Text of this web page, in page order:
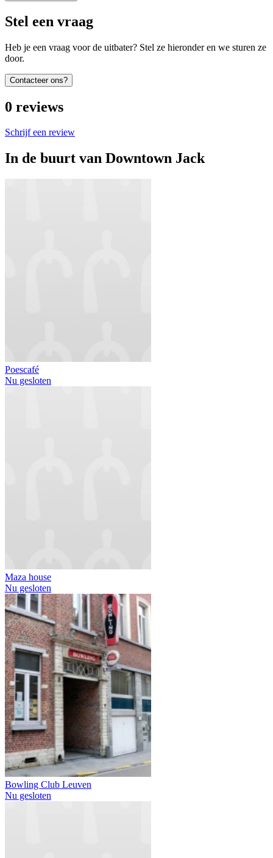
Stel een vraag
Heb je een vraag voor de uitbater? Stel ze hieronder en we sturen ze
door.
Contacteer ons?
0 reviews
Schrijf een review
In de buurt van Downtown Jack
Poescafé
Nu gesloten
Maza house
Nu gesloten
Bowling Club Leuven
Nu gesloten